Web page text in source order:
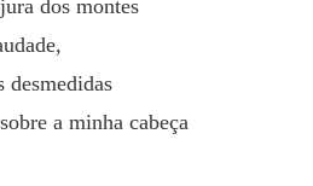
dos montes
desmedidas
a minha cabeça